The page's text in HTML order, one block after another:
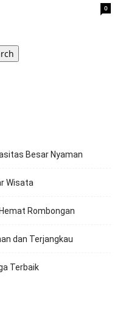
0
Besar Nyaman
Wisata
Rombongan
dan Terjangkau
Terbaik